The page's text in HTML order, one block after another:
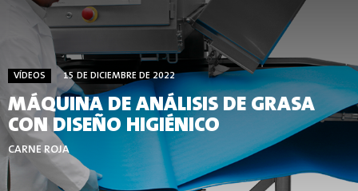
VÍDEOS 15 DE DICIEMBRE DE 2022
MÁQUINA DE ANÁLISIS DE GRASA
CON DISEÑO HIGIÉNICO
CARNE ROJA